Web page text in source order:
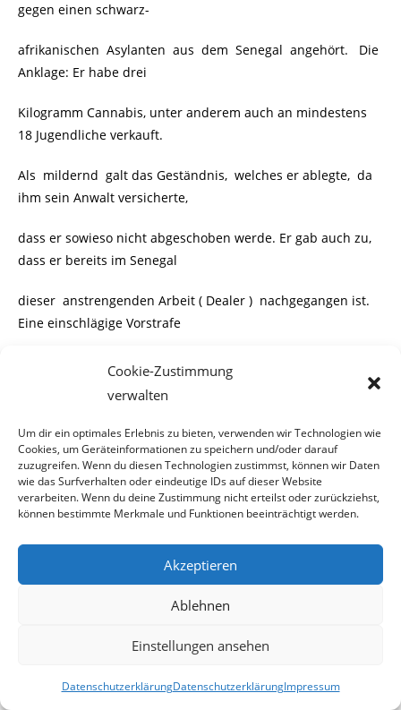
Cookie-Zustimmung
verwalten
Um dir ein optimales Erlebnis zu bieten, verwenden wir Technologien wie
Cookies, um Geräteinformationen zu speichern und/oder darauf
zuzugreifen. Wenn du diesen Technologien zustimmst, können wir Daten
wie das Surfverhalten oder eindeutige IDs auf dieser Website
verarbeiten. Wenn du deine Zustimmung nicht erteilst oder zurückziehst,
können bestimmte Merkmale und Funktionen beeinträchtigt werden.
Akzeptieren
Ablehnen
Einstellungen ansehen
DatenschutzerklärungDatenschutzerklärungImpressum
gegen einen schwarz-
afrikanischen Asylanten aus dem Senegal angehört. Die
Anklage: Er habe drei
Kilogramm Cannabis, unter anderem auch an mindestens
18 Jugendliche verkauft.
Als mildernd galt das Geständnis, welches er ablegte, da
ihm sein Anwalt versicherte,
dass er sowieso nicht abgeschoben werde. Er gab auch zu,
dass er bereits im Senegal
dieser anstrengenden Arbeit ( Dealer ) nachgegangen ist.
Eine einschlägige Vorstrafe
von sechs Monaten ( bedingt ) aus Österreich hatte er schon
Als der Anwalt mit dem schwarzafrikanischen Dealer kurz
zu einer Besprechung den
Gerichtssaal verließ, sagte die Richterin zum Staatsanwalt:
„Wie kann sich der Anwalt
sicher sein,dass der Angeklagte nicht abgeschoben wird ?“
glauben sie ja nicht wirklich das
er abgeschoben wird“,.antwortet ich der Richterin.